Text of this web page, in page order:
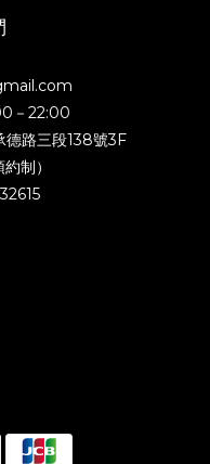
－22:00
德路三段138號3F
制）